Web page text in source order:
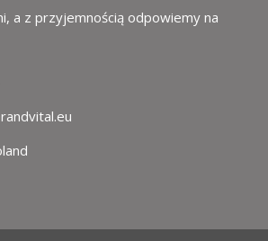
a z przyjemnością odpowiemy na